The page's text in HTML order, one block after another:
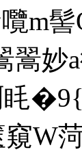
m
妙a
�9{
窺